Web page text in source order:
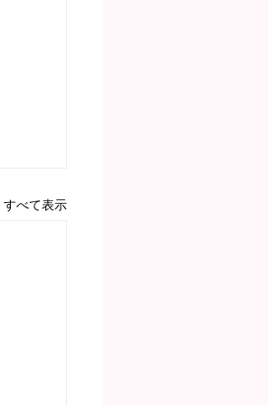
すべて表示